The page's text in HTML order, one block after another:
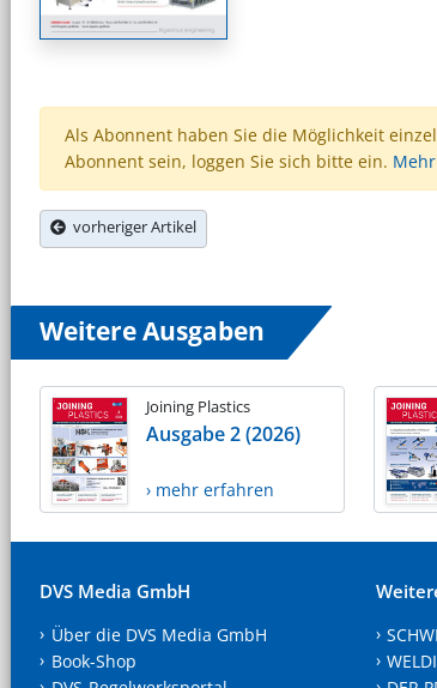
Als Abonnent haben Sie die Möglichkeit
Abonnent sein, loggen Sie sich bitte ein.
vorheriger Artikel
Weitere Ausgaben
Joining Plastics
Ausgabe 2 (2026)
› mehr erfahren
DVS Media GmbH
Über die DVS Media GmbH
Book-Shop